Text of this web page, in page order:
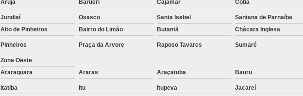
Dobra Tubo Quadrado
Dobra
Empresa Corte a Laser
Empresa de Corte a Laser
Empresa de Corte a Laser Chapa
Empresa de Corte e Dobra
Arujá Barueri Cajamar Cotia
Jundiaí Osasco Santa Isabel Santana de Parnaíba
Alto de Pinheiros Bairro do Limão Butantã Chácara Inglesa
Pinheiros Praça da Arvore Raposo Tavares Sumaré
Zona Oeste
Araraquara Araras Araçatuba Bauru
Itatiba Itu Itupeva Jacareí